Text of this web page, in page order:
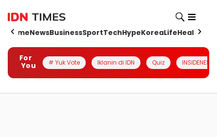
HomeNewsBusinessSportTechHypeKoreaLifeHealth
For
You
# Yuk Vote Iklanin di IDN Quiz INSIDENESIA